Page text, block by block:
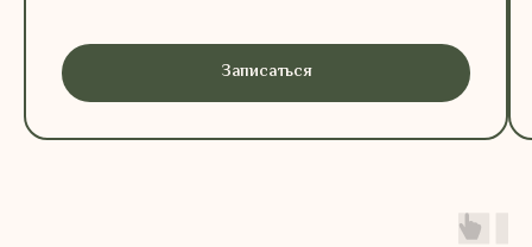
Записаться